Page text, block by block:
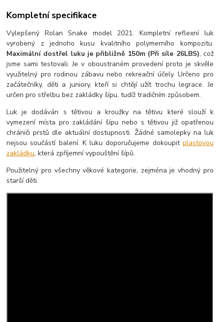
Kompletní specifikace
Vylepšený Rolan Snake model 2021. Kompletní reflexní luk
vyrobený z jednoho kusu kvalitníhopolymerního kompozitu.
Maximální dostřel luku je přibližně 150m (Při síle 26LBS), což
jsme sami testovali. Je v oboustraném provedení proto je skvěle
využitelný pro rodinou zábavu nebo rekreační účely. Určeno pro
začátečníky, děti a juniory, kteří si chtějí užít trochu legrace. Je
určen pro střelbu bez zakládky šípu, tudíž tradičním způsobem.
Luk je dodáván s tětivou a kroužky na tětivu které slouží k
vymezení místa pro zakládání šípu nebo s tětivou již opatřenou
chrániči prstů dle aktuální dostupnosti. Žádné samolepky na luk
nejsou součástí balení. K luku doporučujeme dokoupit plastovou
zakládku, která zpříjemní vypouštění šípů.
Použitelný pro všechny věkové kategorie, zejména je vhodný pro
starší děti.